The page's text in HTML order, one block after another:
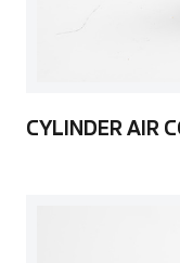
CYLINDER AIR